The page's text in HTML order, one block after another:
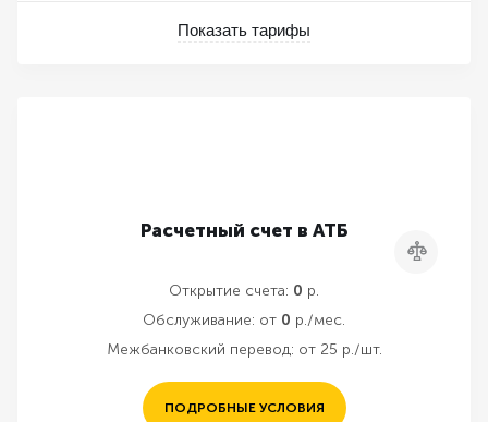
Показать тарифы
Расчетный счет в АТБ
Сравнить
Открытие счета: 0 р.
Обслуживание: от 0 р./мес.
Межбанковский перевод: от 25 р./шт.
ПОДРОБНЫЕ УСЛОВИЯ